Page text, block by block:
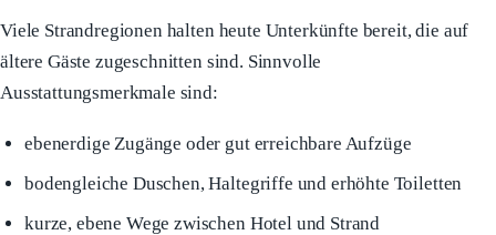
Viele Strandregionen halten heute Unterkünfte bereit, die auf
ältere Gäste zugeschnitten sind. Sinnvolle
Ausstattungsmerkmale sind:
ebenerdige Zugänge oder gut erreichbare Aufzüge
bodengleiche Duschen, Haltegriffe und erhöhte Toiletten
kurze, ebene Wege zwischen Hotel und Strand